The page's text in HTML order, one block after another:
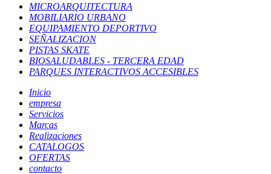
MICROARQUITECTURA
MOBILIARIO URBANO
EQUIPAMIENTO DEPORTIVO
SEÑALIZACION
PISTAS SKATE
BIOSALUDABLES - TERCERA EDAD
PARQUES INTERACTIVOS ACCESIBLES
Inicio
empresa
Servicios
Marcas
Realizaciones
CATALOGOS
OFERTAS
contacto